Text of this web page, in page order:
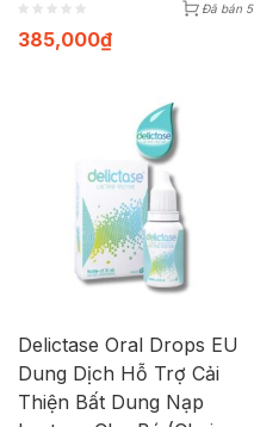
Đã bán 5
385,000₫
Delictase Oral Drops EU
Dung Dịch Hỗ Trợ Cải
Thiện Bất Dung Nạp